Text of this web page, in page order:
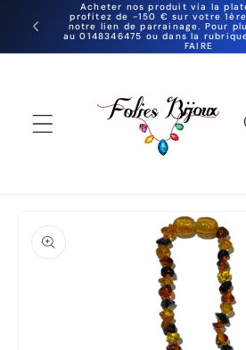
passer
contenu
Acheter nos produit via la
profitez de -150 € sur votre
notre lien de parrainage. Pour
au 0148346475 ou dans la
FAIRE
produits